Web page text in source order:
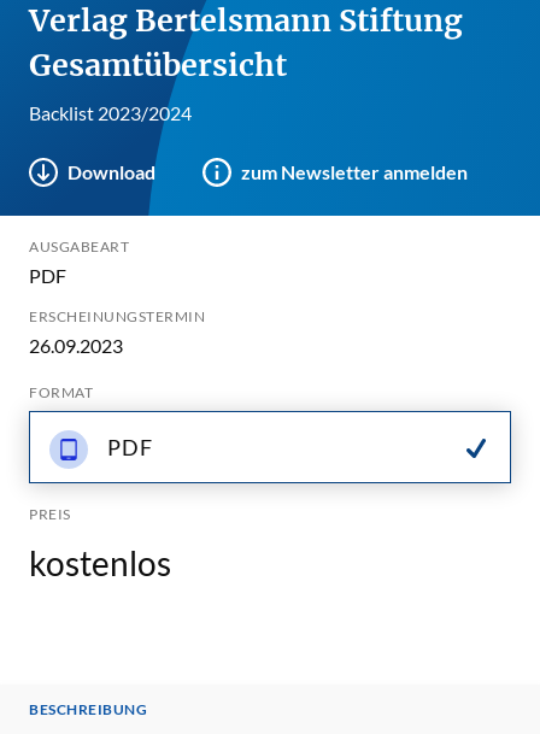
Verlag Bertelsmann Stiftung
Gesamtübersicht
Backlist 2023/2024
Download zum Newsletter anmelden
AUSGABEART
PDF
ERSCHEINUNGSTERMIN
26.09.2023
FORMAT
PDF
PREIS
kostenlos
BESCHREIBUNG